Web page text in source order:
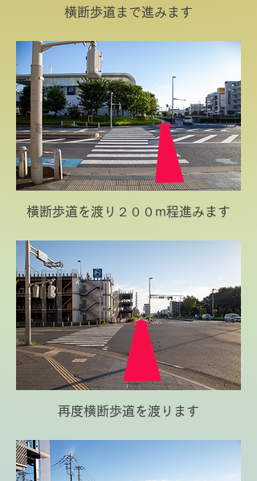
横断歩道まで進みます
横断歩道を渡り２００m程進みます
再度横断歩道を渡ります